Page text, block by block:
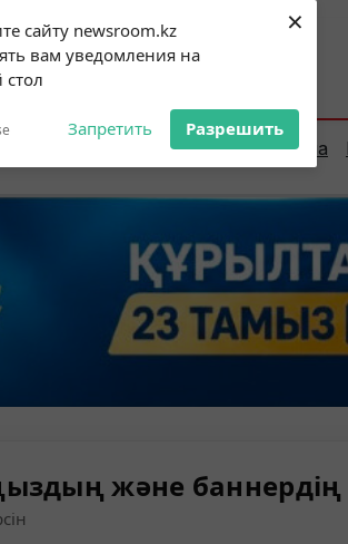
сайту newsroom.kz
вам уведомления на
стол
Запретить Разрешить
×
prompts, click on
Алматы:24°C Шымкент:
Елорда Сараптама
және